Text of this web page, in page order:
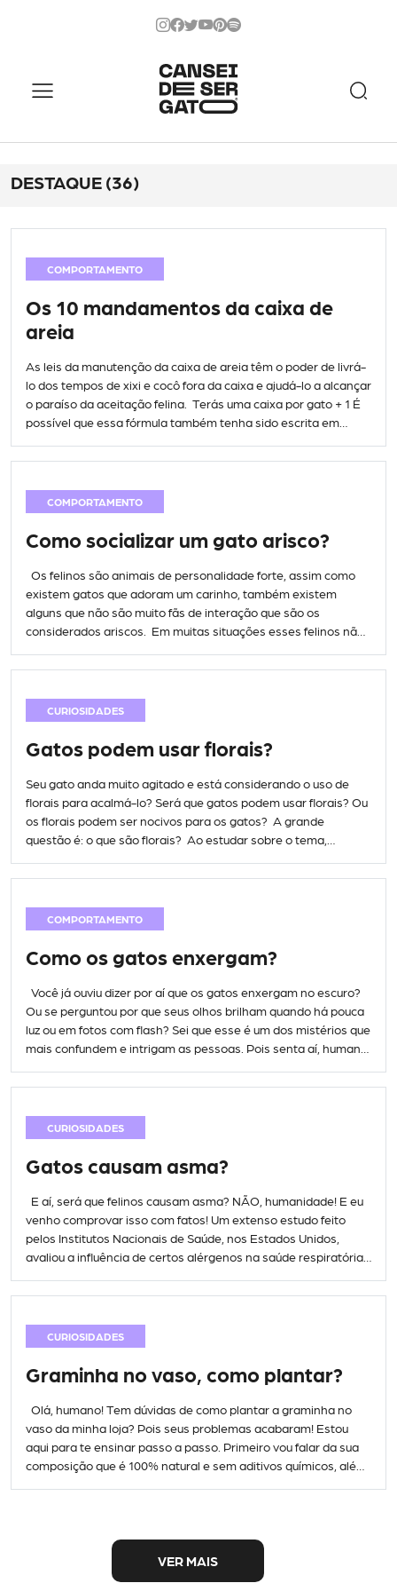
DESTAQUE (36)
COMPORTAMENTO
Os 10 mandamentos da caixa de
areia
As leis da manutenção da caixa de areia têm o poder de livrá-
lo dos tempos de xixi e cocô fora da caixa e ajudá-lo a alcançar
o paraíso da aceitação felina. Terás uma caixa por gato + 1 É
possível que essa fórmula também tenha sido escrita em
COMPORTAMENTO
Como socializar um gato arisco?
Os felinos são animais de personalidade forte, assim como
existem gatos que adoram um carinho, também existem
alguns que não são muito fãs de interação que são os
considerados ariscos. Em muitas situações esses felinos não
pode ser um pouco problemática se ele for arisco demais. Um
CURIOSIDADES
Gatos podem usar florais?
Seu gato anda muito agitado e está considerando o uso de
florais para acalmá-lo? Será que gatos podem usar florais? Ou
os florais podem ser nocivos para os gatos? A grande
questão é: o que são florais? Ao estudar sobre o tema,
capacidades curativas! Ou […]
COMPORTAMENTO
Como os gatos enxergam?
Você já ouviu dizer por aí que os gatos enxergam no escuro?
Ou se perguntou por que seus olhos brilham quando há pouca
luz ou em fotos com flash? Sei que esse é um dos mistérios que
mais confundem e intrigam as pessoas. Pois senta aí, humano,
CURIOSIDADES
Gatos causam asma?
E aí, será que felinos causam asma? NÃO, humanidade! E eu
venho comprovar isso com fatos! Um extenso estudo feito
pelos Institutos Nacionais de Saúde, nos Estados Unidos,
avaliou a influência de certos alérgenos na saúde respiratória
bebê, as substâncias que os gatos soltam deixam […]
CURIOSIDADES
Graminha no vaso, como plantar?
Olá, humano! Tem dúvidas de como plantar a graminha no
vaso da minha loja? Pois seus problemas acabaram! Estou
aqui para te ensinar passo a passo. Primeiro vou falar da sua
composição que é 100% natural e sem aditivos químicos, além
VER MAIS